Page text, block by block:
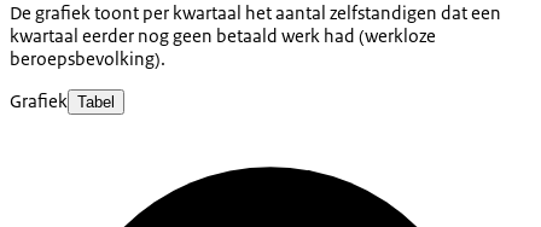
De grafiek toont per kwartaal het aantal zelfstandigen dat een
kwartaal eerder nog geen betaald werk had (werkloze
beroepsbevolking).
Grafiek Tabel